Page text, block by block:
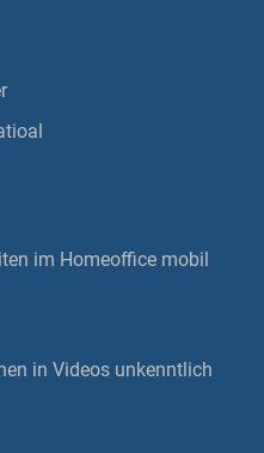
im Homeoffice mobil
in Videos unkenntlich